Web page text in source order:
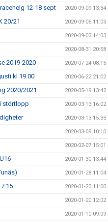
12-18 sept 2020-09-09 13:34
20/21 2020-09-06 11:03
2020-09-03 14:03
2020-08-31 20:58
2019-2020 2020-07-24 08:15
kl 19.00 2020-06-22 21:02
2020/2021 2020-05-19 13:42
störtlopp 2020-03-13 16:02
2020-03-13 15:35
2020-03-09 10:10
2020-02-07 15:01
2020-01-30 13:44
2020-01-28 11:04
2020-01-23 11:00
2020-01-20 12:02
2020-01-10 09:09